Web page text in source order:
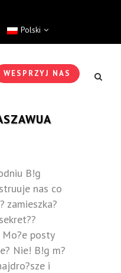
Polski
WESPRZYJ NAS
B!g
nas co
zamieszka?
Mo?e posty
Nie! B!g m?
i